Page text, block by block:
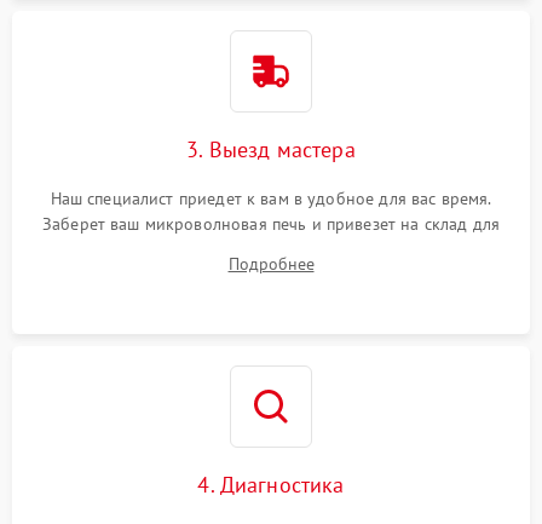
3. Выезд мастера
Наш специалист приедет к вам в удобное для вас время.
Заберет ваш микроволновая печь и привезет на склад для
Подробнее
4. Диагностика